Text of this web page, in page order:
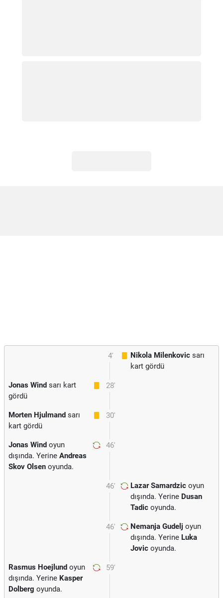
4' Nikola Milenkovic sarı
kart gördü
28'
Jonas Wind sarı kart
gördü
30'
Morten Hjulmand sarı
kart gördü
46'
Jonas Wind oyun
dışında. Yerine Andreas
Skov Olsen oyunda.
46' Lazar Samardzic oyun
dışında. Yerine Dusan
Tadic oyunda.
46' Nemanja Gudelj oyun
dışında. Yerine Luka
Jovic oyunda.
59'
Rasmus Hoejlund oyun
dışında. Yerine Kasper
Dolberg oyunda.